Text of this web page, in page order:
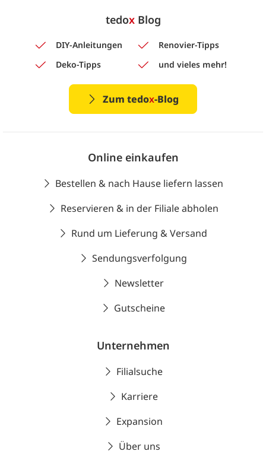
tedoxBlog
DIY-Anleitungen
Renovier-Tipps
Deko-Tipps
und vieles mehr!
Zum tedox-Blog
Online einkaufen
Bestellen & nach Hause liefern lassen
Reservieren & in der Filiale abholen
Rund um Lieferung & Versand
Sendungsverfolgung
Newsletter
Gutscheine
Unternehmen
Filialsuche
Karriere
Expansion
Über uns